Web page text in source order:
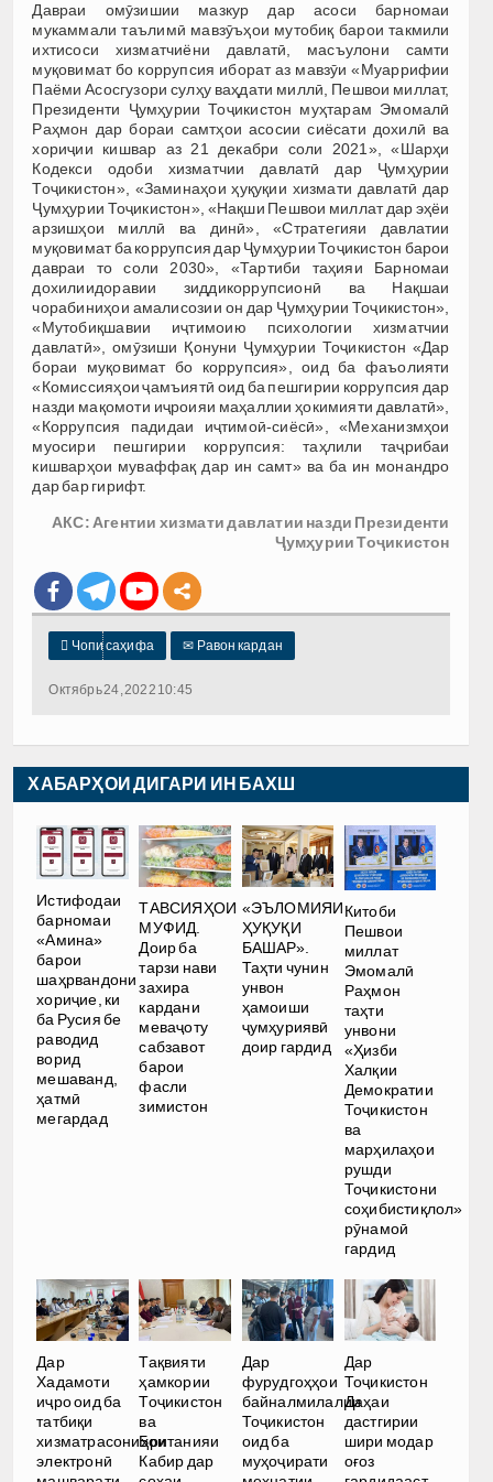
Давраи омӯзишии мазкур дар асоси барномаи
мукаммали таълимӣ мавзӯъҳои мутобиқ барои такмили
ихтисоси хизматчиёни давлатӣ, масъулони самти
муқовимат бо коррупсия иборат аз мавзӯи «Муаррифии
Паёми Асосгузори сулҳу ваҳдати миллӣ, Пешвои миллат,
Президенти Ҷумҳурии Тоҷикистон муҳтарам Эмомалӣ
Раҳмон дар бораи самтҳои асосии сиёсати дохилӣ ва
хориҷии кишвар аз 21 декабри соли 2021», «Шарҳи
Кодекси одоби хизматчии давлатӣ дар Ҷумҳурии
Тоҷикистон», «Заминаҳои ҳуқуқии хизмати давлатӣ дар
Ҷумҳурии Тоҷикистон», «Нақши Пешвои миллат дар эҳёи
арзишҳои миллӣ ва динӣ», «Стратегияи давлатии
муқовимат ба коррупсия дар Ҷумҳурии Тоҷикистон барои
давраи то соли 2030», «Тартиби таҳияи Барномаи
дохилиидоравии зиддикоррупсионӣ ва Нақшаи
чорабиниҳои амалисозии он дар Ҷумҳурии Тоҷикистон»,
«Мутобиқшавии иҷтимоию психологии хизматчии
давлатӣ», омӯзиши Қонуни Ҷумҳурии Тоҷикистон «Дар
бораи муқовимат бо коррупсия», оид ба фаъолияти
«Комиссияҳои ҷамъиятӣ оид ба пешгирии коррупсия дар
назди мақомоти иҷроияи маҳаллии ҳокимияти давлатӣ»,
«Коррупсия падидаи иҷтимоӣ-сиёсӣ», «Механизмҳои
муосири пешгирии коррупсия: таҳлили таҷрибаи
кишварҳои муваффақ дар ин самт» ва ба ин монандро
дар бар гирифт.
АКС: Агентии хизмати давлатии назди Президенти
Ҷумҳурии Тоҷикистон
 Чопи саҳифа ✉ Равон кардан
Октябрь 24, 2022 10:45
ХАБАРҲОИ ДИГАРИ ИН БАХШ
Истифодаи
барномаи
«Амина»
барои
шаҳрвандони
хориҷие, ки
ба Русия бе
раводид
ворид
мешаванд,
ҳатмӣ
мегардад
ТАВСИЯҲОИ
МУФИД.
Доир ба
тарзи нави
захира
кардани
меваҷоту
сабзавот
барои
фасли
зимистон
«ЭЪЛОМИЯИ
ҲУҚУҚИ
БАШАР».
Таҳти чунин
унвон
ҳамоиши
ҷумҳуриявӣ
доир гардид
Китоби
Пешвои
миллат
Эмомалӣ
Раҳмон
таҳти
унвони
«Ҳизби
Халқии
Демократии
Тоҷикистон
ва
марҳилаҳои
рушди
Тоҷикистони
соҳибистиқлол»
рӯнамоӣ
гардид
Дар
Хадамоти
иҷро оид ба
татбиқи
хизматрасониҳои
электронӣ
Тақвияти
ҳамкории
Тоҷикистон
ва
Британияи
Кабир дар
Дар
фурудгоҳҳои
байналмилалии
Тоҷикистон
оид ба
муҳоҷирати
Дар
Тоҷикистон
Даҳаи
дастгирии
шири модар
оғоз